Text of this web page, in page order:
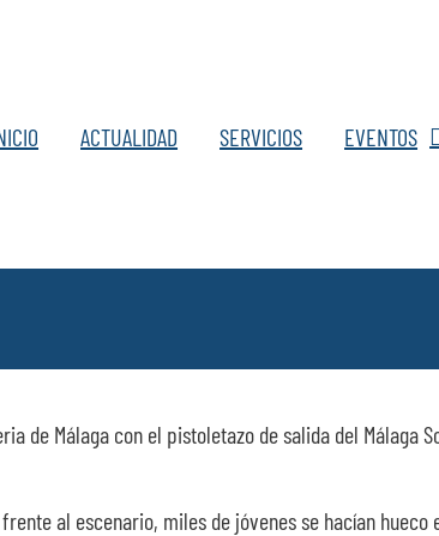
ACTUALIDAD SERVICIOS EVENTOS
de Málaga con el pistoletazo de salida del Málaga
al escenario, miles de jóvenes se hacían hueco